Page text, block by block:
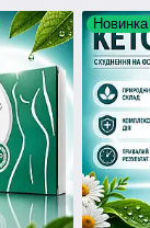
Новинка